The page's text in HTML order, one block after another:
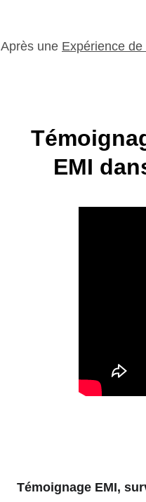
Après une Expérience
EMI
Témoignage EMI,